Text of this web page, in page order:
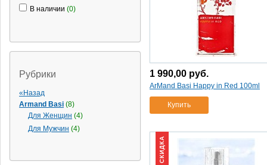
В наличии (0)
Рубрики
«Назад
Armand Basi (8)
Для Женщин (4)
Для Мужчин (4)
1 990,00 руб.
ArMand Basi Happy in Red 100ml
Купить
СКИДКА